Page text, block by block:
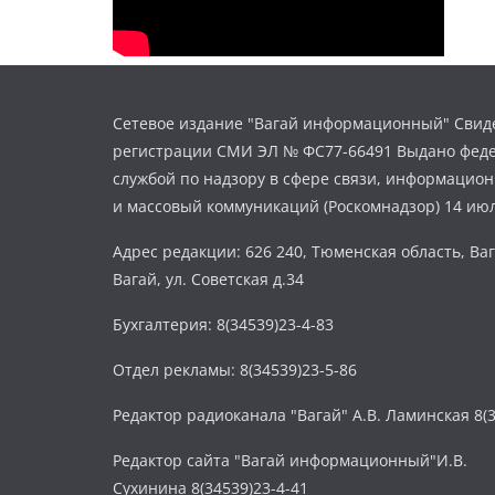
Сетевое издание "Вагай информационный"
регистрации СМИ ЭЛ № ФС77-66491 Выдано
службой по надзору в сфере связи,
и массовый коммуникаций (Роскомнадзор) 14
Адрес редакции: 626 240, Тюменская область,
Вагай, ул. Советская д.34
Бухгалтерия: 8(34539)23-4-83
Отдел рекламы: 8(34539)23-5-86
Редактор радиоканала "Вагай" А.В. Ламинская
Редактор сайта "Вагай информационный"И.В.
Сухинина 8(34539)23-4-41